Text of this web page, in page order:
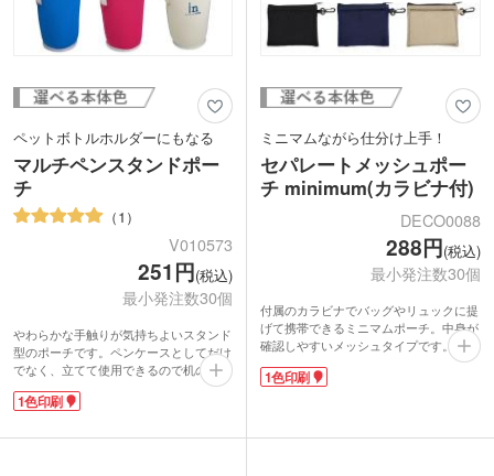
ペットボトルホルダーにもなる
マルチペンスタンドポー
チ
1
V010573
251円(税込)
最小発注数30個
やわらかな手触りが気持ちよいスタンド
型のポーチです。ペンケースとしてだけ
でなく、立てて使用できるので机の上で
はペン立てに！場所をとらずに便利で
す。クッション性のある素材を使用して
ジェットポーチとしても。
1色印刷
ミニマムながら仕分け上手！
セパレートメッシュポー
チ minimum(カラビナ付)
DECO0088
288円(税込)
最小発注数30個
付属のカラビナでバッグやリュックに提
げて携帯できるミニマムポーチ。中身が
確認しやすいメッシュタイプです。内ポ
ケットが付いているので、鍵など見せた
くないものを入れておくのに便利。イヤ
1色印刷